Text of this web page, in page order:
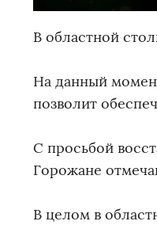
В областной
На данный
позволит
С просьбой
Горожане
В целом в